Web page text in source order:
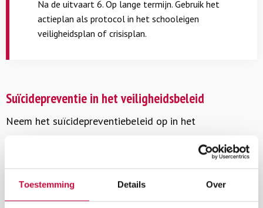
Toestemming Details Over
Na de uitvaart 6. Op lange termijn. Gebruik het
actieplan als protocol in het schooleigen
veiligheidsplan of crisisplan.
Suïcidepreventie in het veiligheidsbeleid
Neem het suïcidepreventiebeleid op in het
leidraadmet een